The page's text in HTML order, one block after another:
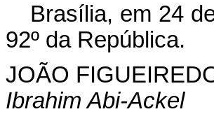
Brasília, em 24
92º da República.
JOÃO
Ibrahim Abi-Ackel